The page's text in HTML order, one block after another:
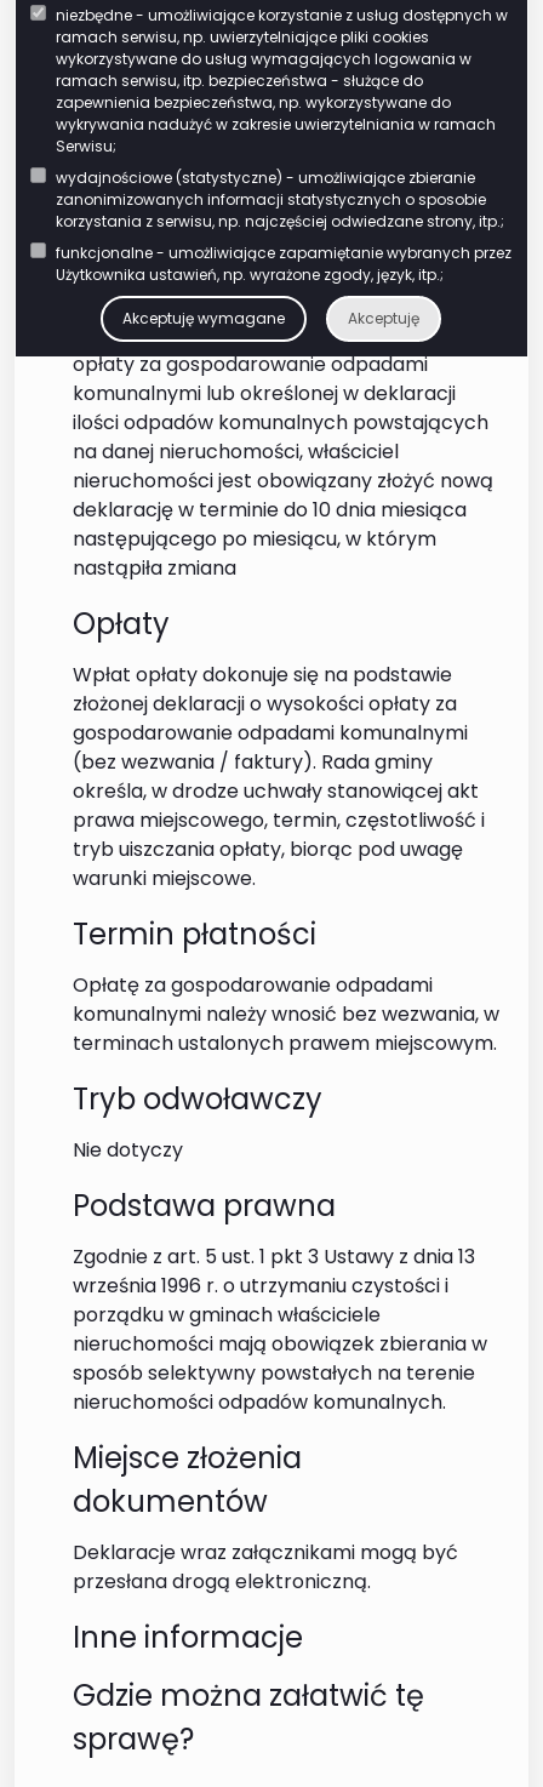
niezbędne - umożliwiające korzystanie z usług dostępnych w
ramach serwisu, np. uwierzytelniające pliki cookies
wykorzystywane do usług wymagających logowania w
ramach serwisu, itp. bezpieczeństwa - służące do
zapewnienia bezpieczeństwa, np. wykorzystywane do
wykrywania nadużyć w zakresie uwierzytelniania w ramach
Serwisu;
wydajnościowe (statystyczne) - umożliwiające zbieranie
zanonimizowanych informacji statystycznych o sposobie
korzystania z serwisu, np. najczęściej odwiedzane strony, itp.;
funkcjonalne - umożliwiające zapamiętanie wybranych przez
Użytkownika ustawień, np. wyrażone zgody, język, itp.;
Akceptuję wymagane Akceptuję
Wymagane dokumenty
Właściciel nieruchomości jest obowiązany
złożyć do wójta, burmistrza lub prezydenta
miasta deklarację o wysokości opłaty za
gospodarowanie odpadami komunalnymi w
terminie 14 dni od dnia zamieszkania na
danej nieruchomości pierwszego
mieszkańca lub powstania na danej
nieruchomości odpadów komunalnych. W
przypadku zmiany danych będących
podstawą ustalenia wysokości należnej
opłaty za gospodarowanie odpadami
komunalnymi lub określonej w deklaracji
ilości odpadów komunalnych powstających
na danej nieruchomości, właściciel
nieruchomości jest obowiązany złożyć nową
deklarację w terminie do 10 dnia miesiąca
następującego po miesiącu, w którym
nastąpiła zmiana
Opłaty
Wpłat opłaty dokonuje się na podstawie
złożonej deklaracji o wysokości opłaty za
gospodarowanie odpadami komunalnymi
(bez wezwania / faktury). Rada gminy
określa, w drodze uchwały stanowiącej akt
prawa miejscowego, termin, częstotliwość i
tryb uiszczania opłaty, biorąc pod uwagę
warunki miejscowe.
Termin płatności
Opłatę za gospodarowanie odpadami
komunalnymi należy wnosić bez wezwania, w
terminach ustalonych prawem miejscowym.
Tryb odwoławczy
Nie dotyczy
Podstawa prawna
Zgodnie z art. 5 ust. 1 pkt 3 Ustawy z dnia 13
września 1996 r. o utrzymaniu czystości i
porządku w gminach właściciele
nieruchomości mają obowiązek zbierania w
sposób selektywny powstałych na terenie
nieruchomości odpadów komunalnych.
Miejsce złożenia
dokumentów
Deklaracje wraz załącznikami mogą być
przesłana drogą elektroniczną.
Inne informacje
Gdzie można załatwić tę
sprawę?